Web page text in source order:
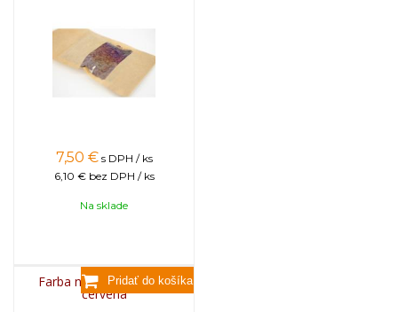
7,50 € s DPH / ks
6,10 € bez DPH / ks
Na sklade
Farba na sviečky, 25g -
červená